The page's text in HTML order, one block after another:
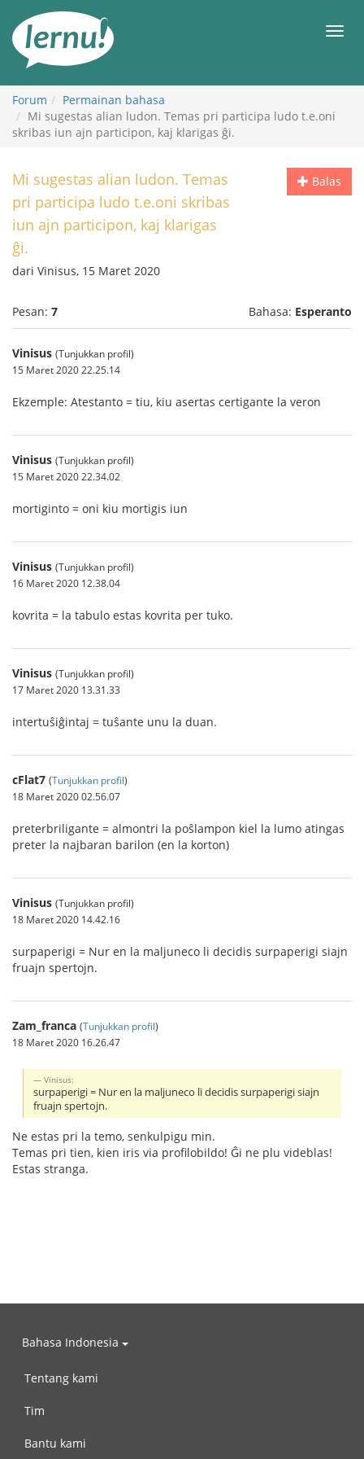
daftar
Forum
Permainan bahasa
Mi sugestas alian ludon. Temas pri participa ludo t.e.oni
skribas iun ajn participon, kaj klarigas ĝi.
Balas
Mi sugestas alian ludon. Temas
pri participa ludo t.e.oni skribas
iun ajn participon, kaj klarigas
ĝi.
dari Vinisus, 15 Maret 2020
Pesan: 7 Bahasa: Esperanto
Vinisus (Tunjukkan profil)
15 Maret 2020 22.25.14
Ekzemple: Atestanto = tiu, kiu asertas certigante la veron
Vinisus (Tunjukkan profil)
15 Maret 2020 22.34.02
mortiginto = oni kiu mortigis iun
Vinisus (Tunjukkan profil)
16 Maret 2020 12.38.04
kovrita = la tabulo estas kovrita per tuko.
Vinisus (Tunjukkan profil)
17 Maret 2020 13.31.33
intertuŝiĝintaj = tuŝante unu la duan.
cFlat7 (Tunjukkan profil)
18 Maret 2020 02.56.07
preterbriligante = almontri la poŝlampon kiel la lumo atingas
preter la najbaran barilon (en la korton)
Vinisus (Tunjukkan profil)
18 Maret 2020 14.42.16
surpaperigi = Nur en la maljuneco li decidis surpaperigi siajn
fruajn spertojn.
Zam_franca (Tunjukkan profil)
18 Maret 2020 16.26.47
Vinisus:
surpaperigi = Nur en la maljuneco li decidis surpaperigi siajn
fruajn spertojn.
Ne estas pri la temo, senkulpigu min.
Temas pri tien, kien iris via profilobildo! Ĝi ne plu videblas!
Estas stranga.
Bahasa Indonesia
Tentang kami
Tim
Bantu kami